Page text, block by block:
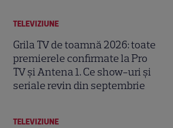
TELEVIZIUNE
Grila TV de toamnă 2026: toate
premierele confirmate la Pro
TV și Antena 1. Ce show-uri și
seriale revin din septembrie
TELEVIZIUNE